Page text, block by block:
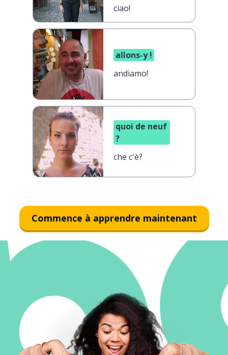
ciao!
allons-y !
andiamo!
quoi de neuf
?
che c'è?
Commence à apprendre maintenant